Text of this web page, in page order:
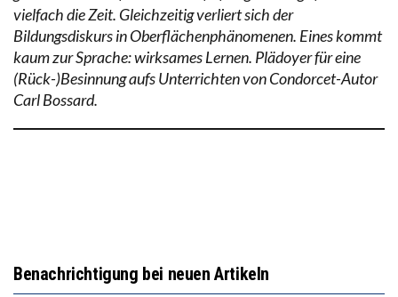
vielfach die Zeit. Gleichzeitig verliert sich der
Bildungsdiskurs in Oberflächenphänomenen. Eines kommt
kaum zur Sprache: wirksames Lernen. Plädoyer für eine
(Rück-)Besinnung aufs Unterrichten von Condorcet-Autor
Carl Bossard.
Benachrichtigung bei neuen Artikeln